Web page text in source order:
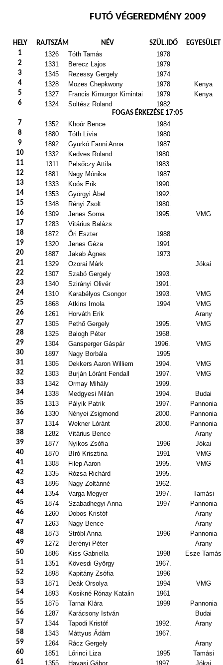
FUTÓ VÉGEREDMÉNY 2009
HELY RAJTSZÁM NÉV SZÜL.IDŐ
EGYESÜLET
1
1326 Tóth Tamás
1978
2
1331 Berecz Lajos
1979
3
1345 Rezessy Gergely
1974
4
1328 Mozes Chepkwony 1978
Kenya
5
1327 Francis Kimurgor Kimintai 1979
Kenya
6
1324 Soltész Roland
1982
FOGAS ÉRKEZÉSE 17:05
7
1352 Khoór Bence
1984
8
1880 Tóth Lívia
1980
9
1892 Gyurkó Fanni Anna
1987
10
1332 Kedves Roland
1980.
11
1311 Pelsőczy Attila
1983.
12
1881 Nagy Mónika
1987
13
1333 Koós Erik
1990.
14
1353 Györgyi Ábel
1992.
15
1348 Rényi Zsolt
1980.
16
1309 Jenes Soma 1995.
VMG
17
1283
Vitárius Balázs
18
1872 Őri Eszter
1988
19
1320 Jenes Géza
1991
20
1887 Jakab Ágnes
1973
21
1329 Ozorai Márk
Jókai
22
1307 Szabó Gergely
1993.
23
1340 Szirányi Olivér
1991.
24
1310 Karabélyos Csongor 1993.
VMG
25
1868 Atkins Imola 1994
VMG
26
1261 Horváth Erik
Arany
27
1305 Pethő Gergely 1995.
VMG
28
1325 Balogh Péter
1968.
29
1304 Gansperger Gáspár 1996.
VMG
30
1897 Nagy Borbála
1995
31
1306 Dekkers Aaron Williem 1994.
VMG
32
1303 Burján Lóránt Fendall 1997.
VMG
33
1342 Ormay Mihály
1999.
34
1338 Medgyesi Milán 1994.
Budai
35
1313 Pályik Patrik 1997.
Pannonia
36
1330 Nényei Zsigmond 2000.
Pannonia
37
1314 Wekner Lóránt 2000.
Pannonia
38
1282 Vitárius Bence
Arany
39
1877 Nyikos Zsófia 1996
Jókai
40
1870 Bíró Krisztina 1991
VMG
41
1308 Filep Aaron 1995.
VMG
42
1335 Rózsa Richárd
1995.
43
1896 Nagy Zoltánné
1962.
44
1354 Varga Megyer 1997.
Tamási
45
1874 Szabadhegyi Anna 1997
Pannonia
46
1260 Dobos Kristóf
Arany
47
1263 Nagy Bence
Arany
48
1873 Stróbl Anna 1996
Pannonia
49
1272 Berényi Péter
Arany
50
1886 Kiss Gabriella 1998
Esze Tamás
51
1351 Kövesdi György
1967.
52
1898 Kapitány Zsófia
1996
53
1871 Deák Orsolya 1994
VMG
54
1893 Kosikné Rónay Katalin
1961
55
1875 Tarnai Klára 1999
Pannonia
56
1287 Karácsony István
Budai
57
1344 Tapodi Kristóf 1992.
Arany
58
1343 Máttyus Ádám
1967.
59
1264 Rácz Gergely
Arany
60
1851 Lőrinci Liza 1995
Tamási
61
1355 Havasi Gábor 1997.
Jókai